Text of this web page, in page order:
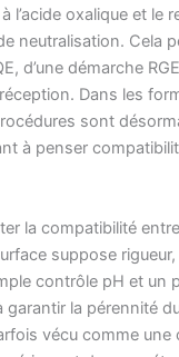
l’acide oxalique et le
neutralisation. Cela
d’une démarche
Dans les
sont
à penser
la compatibilité
suppose
contrôle pH et un
la pérennité
vécu comme une